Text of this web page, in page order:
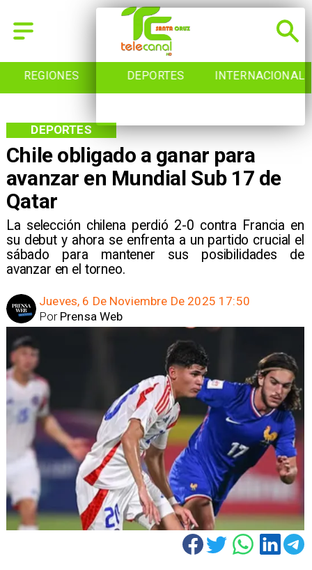
REGIONES DEPORTES INTERNACIONAL
Chile obligado a ganar para
avanzar en Mundial Sub 17 de
Qatar
La selección chilena perdió 2-0 contra Francia en
su debut y ahora se enfrenta a un partido crucial el
sábado para mantener sus posibilidades de
avanzar en el torneo.
DEPORTES
Jueves, 6 De Noviembre De 2025 17:50
Prensa Web
Por